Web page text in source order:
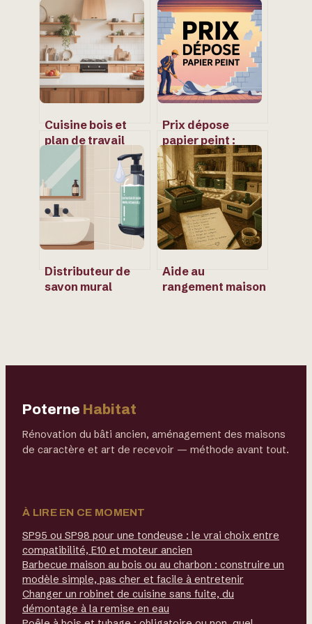
Cuisine bois et
plan de travail
blanc : idées,
styles et erreurs à
éviter
Prix dépose
papier peint :
combien prévoir
et comment
l’optimiser
Distributeur de
savon mural
Aide au
rangement maison
Poterne Habitat
Rénovation du bâti ancien, aménagement des maisons
de caractère et art de recevoir — méthode avant tout.
À LIRE EN CE MOMENT
SP95 ou SP98 pour une tondeuse : le vrai choix entre
compatibilité, E10 et moteur ancien
Barbecue maison au bois ou au charbon : construire un
modèle simple, pas cher et facile à entretenir
Changer un robinet de cuisine sans fuite, du
démontage à la remise en eau